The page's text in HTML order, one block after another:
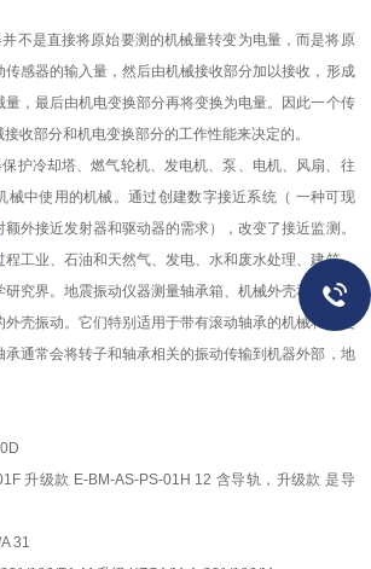
不是直接将原始要测的机械量转变为电量，而是将原
感器的输入量，然后由机械接收部分加以接收，形成
量，最后由机电变换部分再将变换为电量。因此一个传
收部分和机电变换部分的工作性能来决定的。
护冷却塔、燃气轮机、发电机、泵、电机、风扇、往
械中使用的机械。通过创建数字接近系统（ 一种可现
外接近发射器和驱动器的需求），改变了接近监测。
程工业、石油和天然气、发电、水和废水处理、建筑、
究界。地震振动仪器测量轴承箱、机械外壳和机器支
壳振动。它们特别适用于带有滚动轴承的机械和往复
通常会将转子和轴承相关的振动传输到机器外部，地
升级款 E-BM-AS-PS-01H 12 含导轨，升级款 是导
31